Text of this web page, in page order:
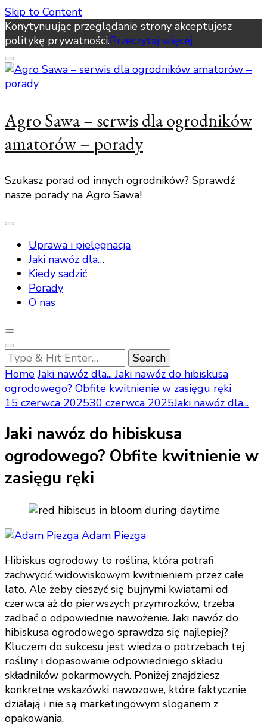
Skip to Content
Konytynuując przeglądanie strony akceptujesz
politykę prywatności.Przeczytaj więcej
Agro Sawa – serwis dla ogrodników
amatorów – porady
Szukasz porad od innych ogrodników? Sprawdź
nasze porady na Agro Sawa!
Uprawa i pielęgnacja
Jaki nawóz dla…
Kiedy sadzić
Porady
O nas
Looking
for
Something?
Home Jaki nawóz dla...Jaki nawóz do hibiskusa
ogrodowego? Obfite kwitnienie w zasięgu ręki
15 czerwca 202530 czerwca 2025Jaki nawóz dla...
Jaki nawóz do hibiskusa
ogrodowego? Obfite kwitnienie w
zasięgu ręki
Adam Piezga
Hibiskus ogrodowy to roślina, która potrafi
zachwycić widowiskowym kwitnieniem przez całe
lato. Ale żeby cieszyć się bujnymi kwiatami od
czerwca aż do pierwszych przymrozków, trzeba
zadbać o odpowiednie nawożenie. Jaki nawóz do
hibiskusa ogrodowego sprawdza się najlepiej?
Kluczem do sukcesu jest wiedza o potrzebach tej
rośliny i dopasowanie odpowiedniego składu
składników pokarmowych. Poniżej znajdziesz
konkretne wskazówki nawozowe, które faktycznie
działają i nie są marketingowym sloganem z
opakowania.